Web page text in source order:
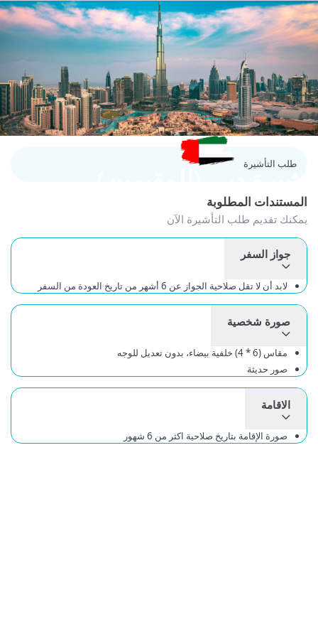
دبي (للمقيمين)طلب التأشيرة
المطلوبة
تقديم طلب التأشيرة الآن
جواز السفر
صورة شخصية
مقاس (6 * 4) خلفية بيضاء، بدون تعديل للوجه
صور حديثة